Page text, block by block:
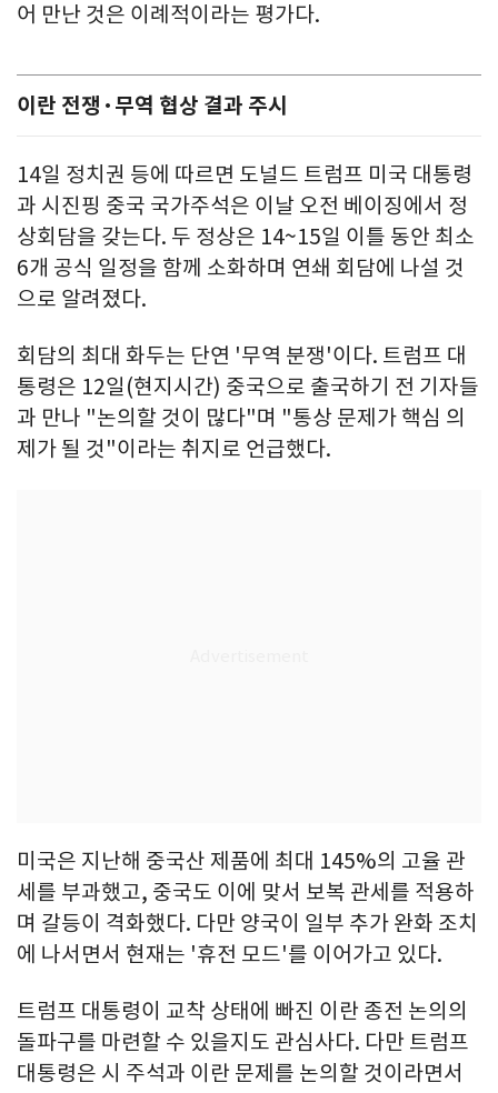
어 만난 것은 이례적이라는 평가다.
이란 전쟁·무역 협상 결과 주시
14일 정치권 등에 따르면 도널드 트럼프 미국 대통령
과 시진핑 중국 국가주석은 이날 오전 베이징에서 정
상회담을 갖는다. 두 정상은 14~15일 이틀 동안 최소
6개 공식 일정을 함께 소화하며 연쇄 회담에 나설 것
으로 알려졌다.
회담의 최대 화두는 단연 '무역 분쟁'이다. 트럼프 대
통령은 12일(현지시간) 중국으로 출국하기 전 기자들
과 만나 "논의할 것이 많다"며 "통상 문제가 핵심 의
제가 될 것"이라는 취지로 언급했다.
미국은 지난해 중국산 제품에 최대 145%의 고율 관
세를 부과했고, 중국도 이에 맞서 보복 관세를 적용하
며 갈등이 격화했다. 다만 양국이 일부 추가 완화 조치
에 나서면서 현재는 '휴전 모드'를 이어가고 있다.
트럼프 대통령이 교착 상태에 빠진 이란 종전 논의의
돌파구를 마련할 수 있을지도 관심사다. 다만 트럼프
대통령은 시 주석과 이란 문제를 논의할 것이라면서